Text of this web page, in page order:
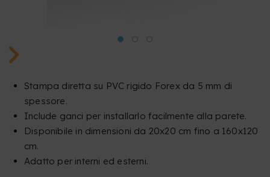
Stampa diretta su PVC rigido Forex da 5 mm di
spessore.
Include ganci per installarlo facilmente alla parete.
Disponibile in dimensioni da 20x20 cm fino a 160x120
cm.
Adatto per interni ed esterni.